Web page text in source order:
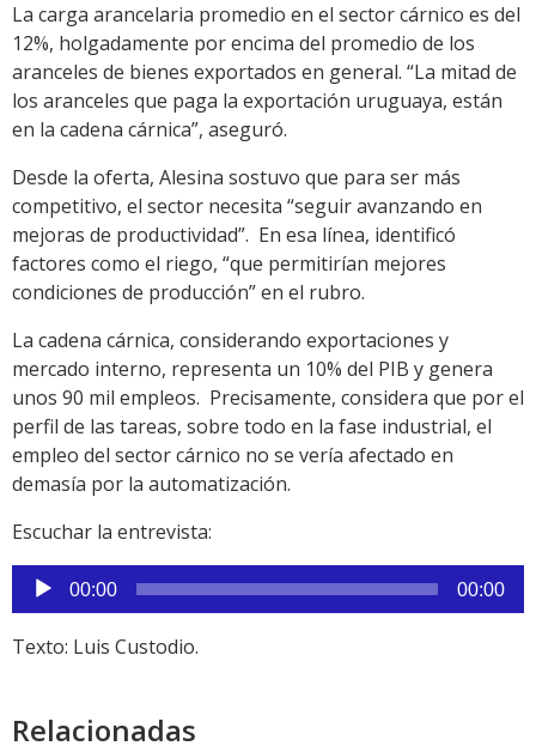
La carga arancelaria promedio en el sector cárnico es del
12%, holgadamente por encima del promedio de los
aranceles de bienes exportados en general. “La mitad de
los aranceles que paga la exportación uruguaya, están
en la cadena cárnica”, aseguró.
Desde la oferta, Alesina sostuvo que para ser más
competitivo, el sector necesita “seguir avanzando en
mejoras de productividad”. En esa línea, identificó
factores como el riego, “que permitirían mejores
condiciones de producción” en el rubro.
La cadena cárnica, considerando exportaciones y
mercado interno, representa un 10% del PIB y genera
unos 90 mil empleos. Precisamente, considera que por el
perfil de las tareas, sobre todo en la fase industrial, el
empleo del sector cárnico no se vería afectado en
demasía por la automatización.
Escuchar la entrevista:
Reproductor
de
audio
00:00 00:00
Texto: Luis Custodio.
Relacionadas